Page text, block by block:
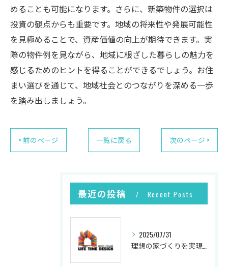
めることも可能になります。さらに、新築物件の選択は
投資の観点からも重要です。地域の将来性や発展可能性
を見極めることで、資産価値の向上が期待できます。実
際の物件例を見ながら、地域に根ざした暮らしの魅力を
感じるためのヒントを得ることができるでしょう。お住
まい選びを通じて、地域社会とのつながりを深める一歩
を踏み出しましょう。
< 前のページ 一覧に戻る 次のページ >
最近の投稿 Recent Posts
2025/07/31